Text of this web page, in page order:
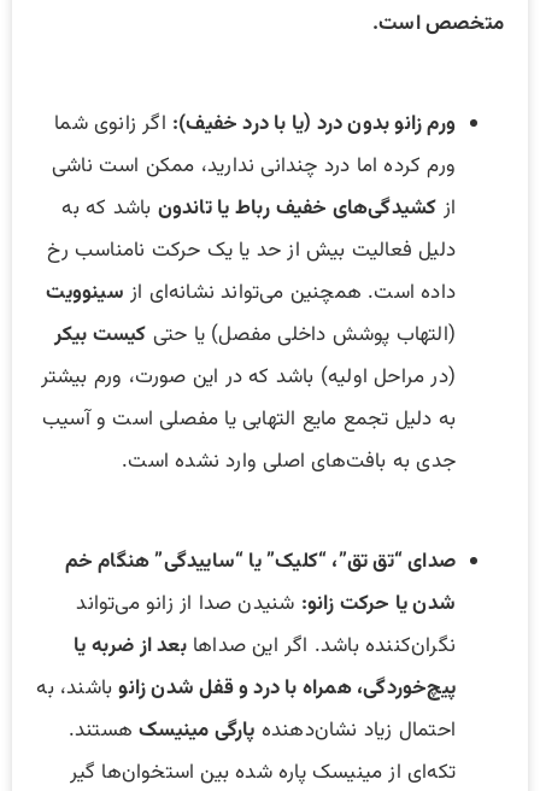
متخصص است.
ورم زانو بدون درد (یا با درد خفیف): اگر زانوی شما
ورم کرده اما درد چندانی ندارید، ممکن است ناشی
از کشیدگی‌های خفیف رباط یا تاندون باشد که به
دلیل فعالیت بیش از حد یا یک حرکت نامناسب رخ
داده است. همچنین می‌تواند نشانه‌ای از سینوویت
(التهاب پوشش داخلی مفصل) یا حتی کیست بیکر
(در مراحل اولیه) باشد که در این صورت، ورم بیشتر
به دلیل تجمع مایع التهابی یا مفصلی است و آسیب
جدی به بافت‌های اصلی وارد نشده است.
صدای “تق تق”، “کلیک” یا “ساییدگی” هنگام خم
شدن یا حرکت زانو: شنیدن صدا از زانو می‌تواند
نگران‌کننده باشد. اگر این صداهابعد از ضربه یا
پیچ‌خوردگی، همراه با درد و قفل شدن زانوباشند، به
احتمال زیاد نشان‌دهنده پارگی مینیسکهستند.
تکه‌ای از مینیسک پاره شده بین استخوان‌ها گیر